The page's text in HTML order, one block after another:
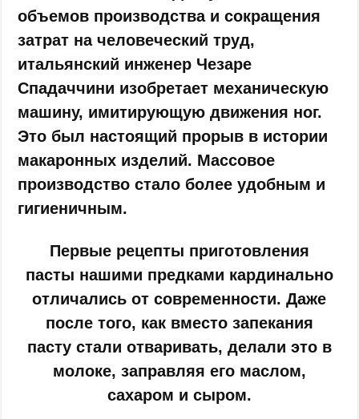
объемов производства и сокращения
затрат на человеческий труд,
итальянский инженер Чезаре
Спадаччини изобретает механическую
машину, имитирующую движения ног.
Это был настоящий прорыв в истории
макаронных изделий. Массовое
производство стало более удобным и
гигиеничным.
Первые рецепты приготовления
пасты нашими предками кардинально
отличались от современности. Даже
после того, как вместо запекания
пасту стали отваривать, делали это в
молоке, заправляя его маслом,
сахаром и сыром.